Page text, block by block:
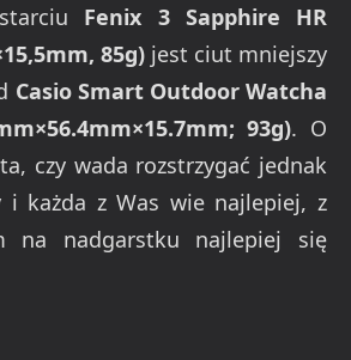
Fenix 3 Sapphire HR
85g) jest ciut mniejszy
Casio Smart Outdoor Watcha
93g). O
czy wada rozstrzygać jednak
i każda z Was wie najlepiej, z
na nadgarstku najlepiej się